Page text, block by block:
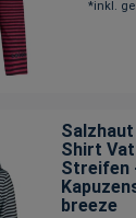
*inkl.
Shirt
Streifen
breeze